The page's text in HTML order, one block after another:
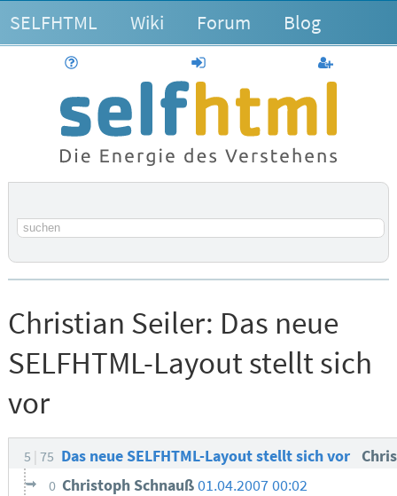
SELFHTML Wiki Forum Blog
anmelden
Suchbegriff
Christian Seiler: Das neue
SELFHTML-Layout stellt sich
vor
5 75 Das neue SELFHTML-Layout stellt sich vor
0 Christoph Schnauß01.04.2007 00:02